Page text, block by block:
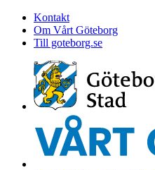
Kontakt
Om Vårt Göteborg
Till goteborg.se